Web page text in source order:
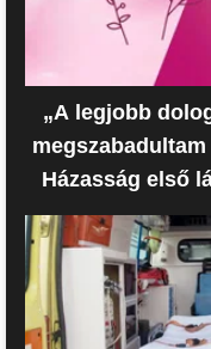
„A legjobb
Házasság első